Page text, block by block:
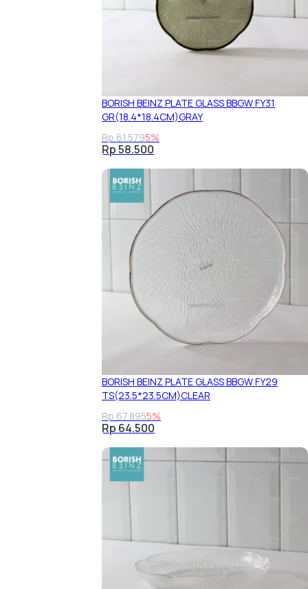
BORISH BEINZ PLATE GLASS BBGW FY31
GR(18.4*18.4CM)GRAY
Rp 61.5795%
Rp 58.500
BORISH BEINZ PLATE GLASS BBGW FY29
TS(23.5*23.5CM)CLEAR
Rp 67.8955%
Rp 64.500